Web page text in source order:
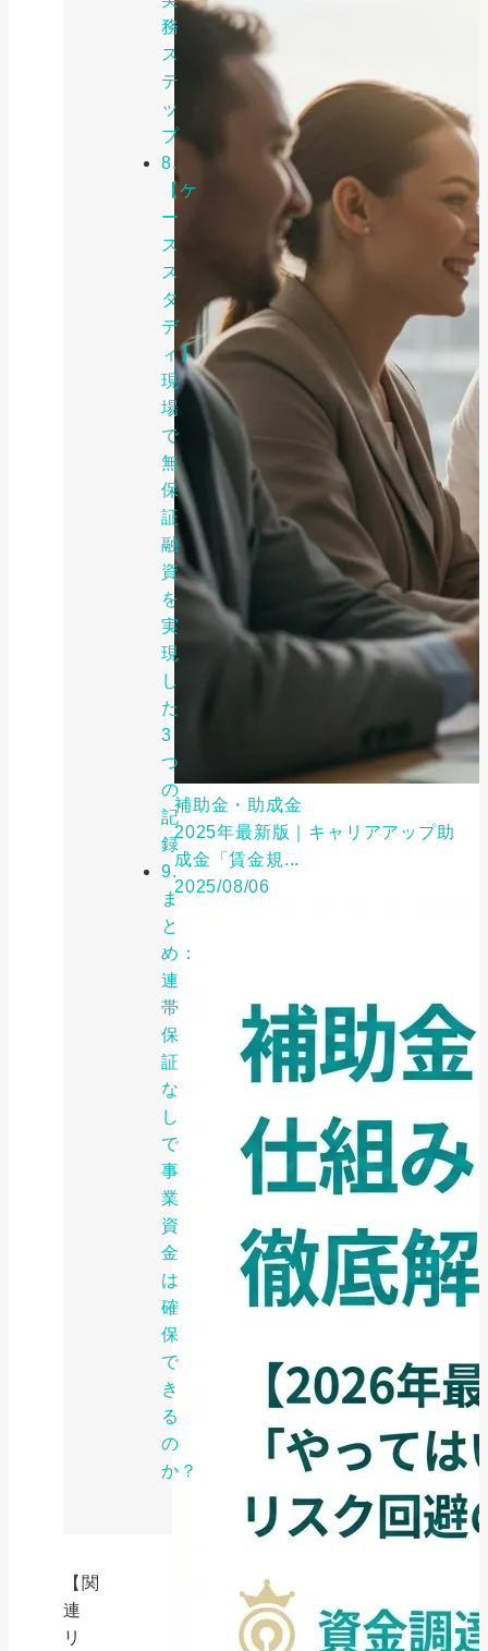
務
ス
テ
ッ
プ
8.
【ケ
ー
ス
ス
タ
デ
ィ】
現
場
で
無
保
証
融
資
を
実
現
し
た
3
つ
の
記
録
9.
ま
と
め：
連
帯
保
証
な
し
で
事
業
資
金
は
確
保
で
き
る
の
か？
【関
連
リ
補助金・助成金
2025年最新版｜キャリアアップ助
成金「賃金規...
2025/08/06